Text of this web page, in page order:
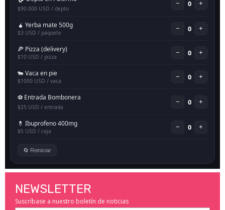
NEWSLETTER
Suscríbase a nuestro boletín de noticias